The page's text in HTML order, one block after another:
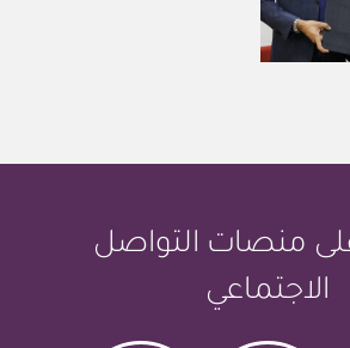
على منصات التواصل
الاجتماعي